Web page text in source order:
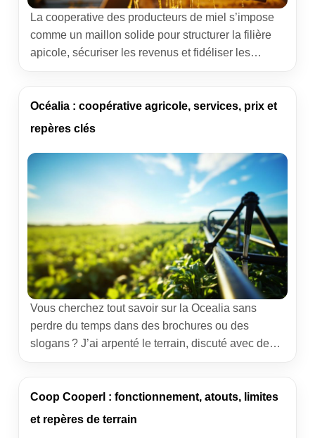
La cooperative des producteurs de miel s’impose
comme un maillon solide pour structurer la filière
apicole, sécuriser les revenus et fidéliser les
la mise en marché, tout en défendant la qualité et
l’origine. Cet article propose un tour d’horizon des
Océalia : coopérative agricole, services, prix et
repères clés
Vous cherchez tout savoir sur la Ocealia sans
perdre du temps dans des brochures ou des
slogans ? J’ai arpenté le terrain, discuté avec des
coopérative, ses services, ses forces, ses limites,
et les bonnes questions à se poser avant d’adhérer
Coop Cooperl : fonctionnement, atouts, limites
et repères de terrain